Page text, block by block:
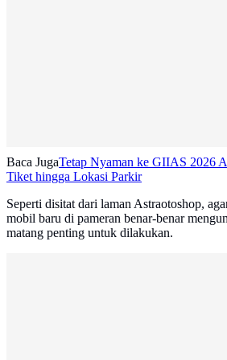
Baca JugaTetap Nyaman ke GIIAS 2026
Tiket hingga Lokasi Parkir
Seperti disitat dari laman Astraotoshop,
mobil baru di pameran benar-benar
matang penting untuk dilakukan.